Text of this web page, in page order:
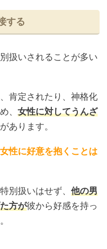
する
扱いされることが多い
肯定されたり、神格化
、 女性に対してうんざ
あります。
性に好意を抱くことは
別扱いはせず、 他の男
方が彼から好感を持っ